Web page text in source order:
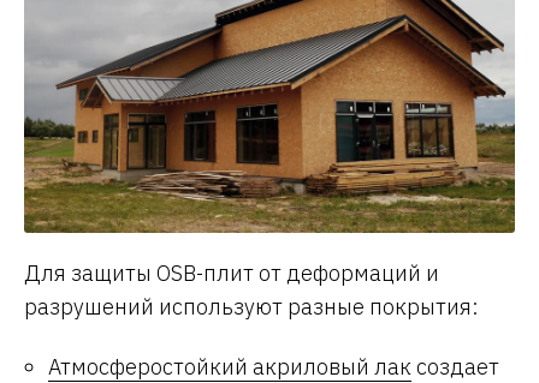
Для защиты OSB-плит от деформаций и
разрушений используют разные покрытия:
Атмосферостойкий акриловый лаксоздает